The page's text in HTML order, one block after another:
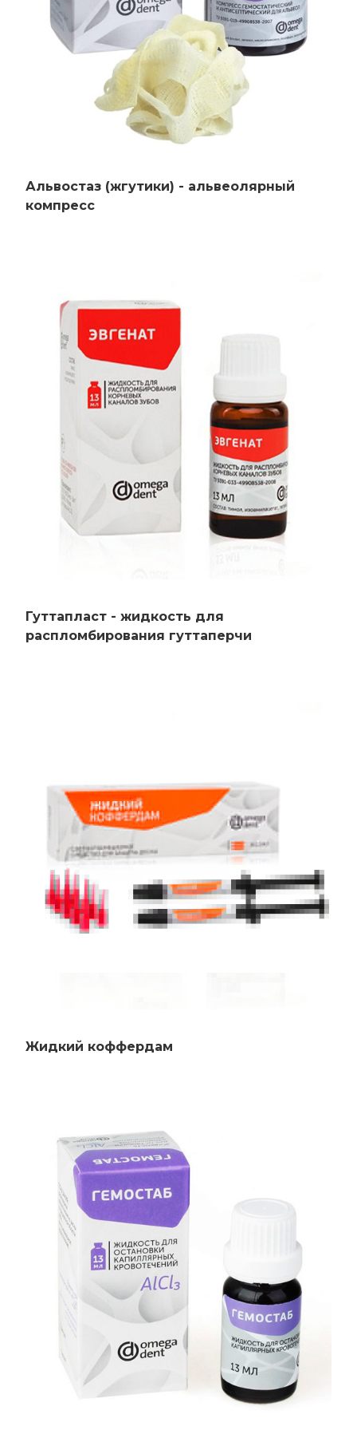
Контакты
Альвостаз (жгутики) - альвеолярный
компресс
Гуттапласт - жидкость для
распломбирования гуттаперчи
Жидкий коффердам